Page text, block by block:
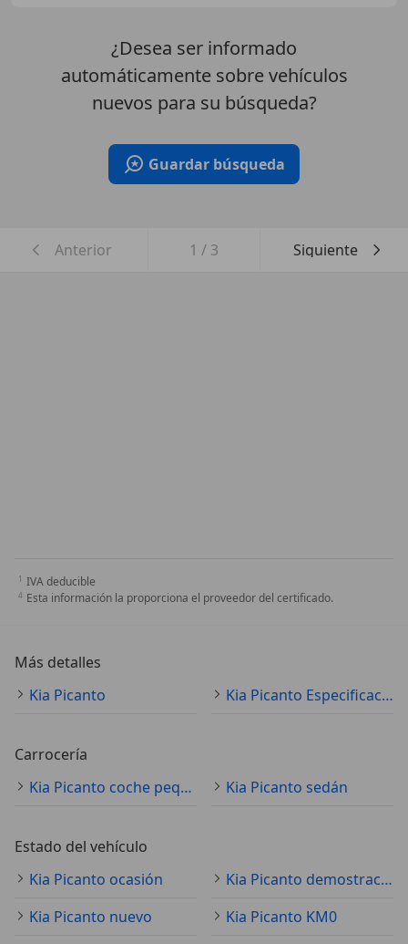
¿Desea ser informado
automáticamente sobre vehículos
nuevos para su búsqueda?
Guardar búsqueda
Anterior 1 / 3 Siguiente
IVA deducible
Esta información la proporciona el proveedor del certificado.
Más detalles
Kia Picanto
Kia Picanto Especificaciones técnicas
Carrocería
Kia Picanto coche pequeño
Kia Picanto sedán
Estado del vehículo
Kia Picanto ocasión
Kia Picanto demostración
Kia Picanto nuevo
Kia Picanto KM0